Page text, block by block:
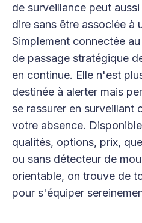
de surveillance peut
dire sans être associée à
Simplement connectée
de passage stratégique
en continue. Elle n'est
destinée à alerter mais
se rassurer en surveillant
votre absence.
qualités, options, prix,
ou sans détecteur de
orientable, on trouve de
pour s'équiper